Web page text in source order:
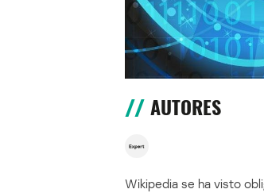
AUTORES
Wikipedia se ha visto